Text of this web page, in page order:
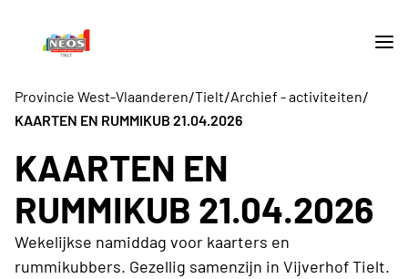
Provincie West-Vlaanderen/Tielt/Archief - activiteiten/
KAARTEN EN RUMMIKUB 21.04.2026
KAARTEN EN
RUMMIKUB 21.04.2026
Wekelijkse namiddag voor kaarters en
rummikubbers. Gezellig samenzijn in Vijverhof Tielt.